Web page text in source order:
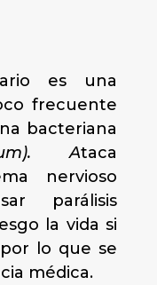
es una
frecuente
bacteriana
Ataca
nervioso
parálisis
la vida si
lo que se
médica.